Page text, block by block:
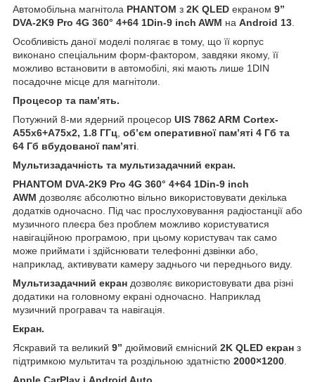
Автомобільна магнітола PHANTOM з 2K QLED екраном 9”
DVA-2K9 Pro 4G 360° 4+64 1Din-9 inch AWM на Android 13
Особливість даної моделі полягає в тому, що її корпус
виконано спеціальним форм-фактором, завдяки якому, її
можливо встановити в автомобілі, які мають лише 1DIN
посадочне місце для магнітоли.
Процесор та пам’ять.
Потужний 8-ми ядерний процесор UIS 7862 ARM Cortex-
A55x6+A75x2, 1.8 ГГц об’єм оперативної пам’яті 4 Гб та
64 Гб вбудованої пам’яті
Мультизадачність та мультизадачний екран.
PHANTOM DVA-2K9 Pro 4G 360° 4+64 1Din-9 inch
AWM дозволяє абсолютно вільно використовувати декілька
додатків одночасно. Під час прослуховування радіостанції або
музичного плеєра без проблем можливо користуватися
навігаційною програмою, при цьому користувач так само
може приймати і здійснювати телефонні дзвінки або,
наприклад, активувати камеру заднього чи переднього виду.
Мультизадачний екран дозволяє використовувати два різні
додатики на головному екрані одночасно. Наприклад
музичний програвач та навігація.
Екран.
Яскравий та великий 9’’ дюймовий ємнісний 2K QLED екран з
підтримкою мультитач та роздільною здатністю 2000×1200
Apple CarPlay і Android Auto.